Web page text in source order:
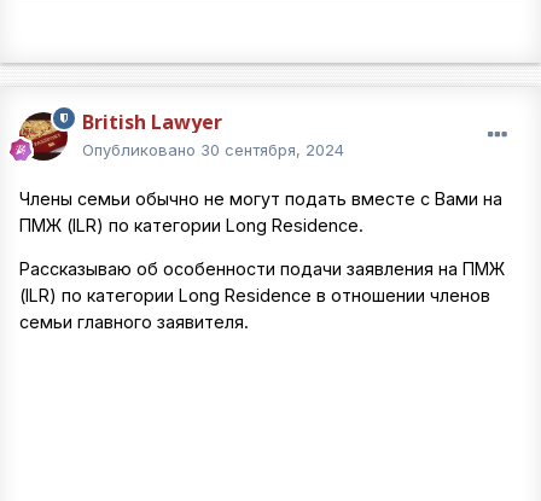
British Lawyer
Опубликовано 30 сентября, 2024
Члены семьи обычно не могут подать вместе с Вами на
ПМЖ (ILR) по категории Long Residence.
Рассказываю об особенности подачи заявления на ПМЖ
(ILR) по категории Long Residence в отношении членов
семьи главного заявителя.